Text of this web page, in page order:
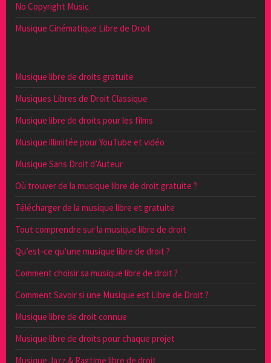
No Copyright Music
Musique Cinématique Libre de Droit
Musique libre de droits gratuite
Musiques Libres de Droit Classique
Musique libre de droits pour les films
Musique illimitée pour YouTube et vidéo
Musique Sans Droit d’Auteur
Où trouver de la musique libre de droit gratuite ?
Télécharger de la musique libre et gratuite
Tout comprendre sur la musique libre de droit
Qu’est-ce qu’une musique libre de droit ?
Comment choisir sa musique libre de droit ?
Comment Savoir si une Musique est Libre de Droit ?
Musique libre de droit connue
Musique libre de droits pour chaque projet
Musique Jazz & Ragtime libre de droit